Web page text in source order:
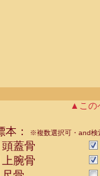
▲この
本： ※複数選択可・and検
頭蓋骨
上腕骨